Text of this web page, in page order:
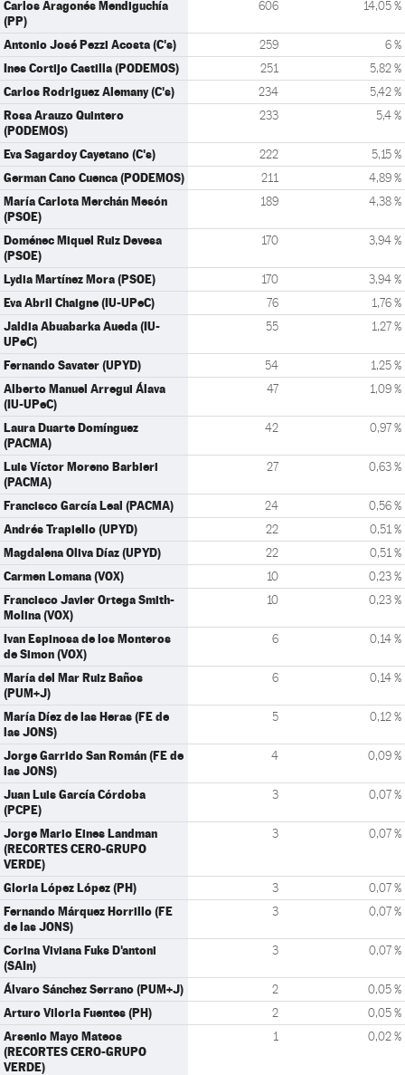
Carlos Aragonés Mendiguchía
(PP)
606 14,05 %
Antonio José Pezzi Acosta (C's) 259 6 %
Ines Cortijo Castilla (PODEMOS) 251 5,82 %
Carlos Rodriguez Alemany (C's) 234 5,42 %
Rosa Arauzo Quintero
(PODEMOS)
233 5,4 %
Eva Sagardoy Cayetano (C's) 222 5,15 %
German Cano Cuenca (PODEMOS) 211 4,89 %
María Carlota Merchán Mesón
(PSOE)
189 4,38 %
Doménec Miquel Ruiz Devesa
(PSOE)
170 3,94 %
Lydia Martínez Mora (PSOE) 170 3,94 %
Eva Abril Chaigne (IU-UPeC) 76 1,76 %
Jaldia Abuabarka Aueda (IU-
UPeC)
55 1,27 %
Fernando Savater (UPYD) 54 1,25 %
Alberto Manuel Arregui Álava
(IU-UPeC)
47 1,09 %
Laura Duarte Domínguez
(PACMA)
42 0,97 %
Luis Víctor Moreno Barbieri
(PACMA)
27 0,63 %
Francisco García Leal (PACMA) 24 0,56 %
Andrés Trapiello (UPYD) 22 0,51 %
Magdalena Oliva Díaz (UPYD) 22 0,51 %
Carmen Lomana (VOX) 10 0,23 %
Francisco Javier Ortega Smith-
Molina (VOX)
10 0,23 %
Ivan Espinosa de los Monteros
de Simon (VOX)
6 0,14 %
María del Mar Ruiz Baños
(PUM+J)
6 0,14 %
María Díez de las Heras (FE de
las JONS)
5 0,12 %
Jorge Garrido San Román (FE de
las JONS)
4 0,09 %
Juan Luis García Córdoba
(PCPE)
3 0,07 %
Jorge Mario Eines Landman
(RECORTES CERO-GRUPO
VERDE)
3 0,07 %
Gloria López López (PH) 3 0,07 %
Fernando Márquez Horrillo (FE
de las JONS)
3 0,07 %
Corina Viviana Fuks D'antoni
(SAIn)
3 0,07 %
Álvaro Sánchez Serrano (PUM+J) 2 0,05 %
Arturo Viloria Fuentes (PH) 2 0,05 %
Arsenio Mayo Mateos
(RECORTES CERO-GRUPO
VERDE)
1 0,02 %